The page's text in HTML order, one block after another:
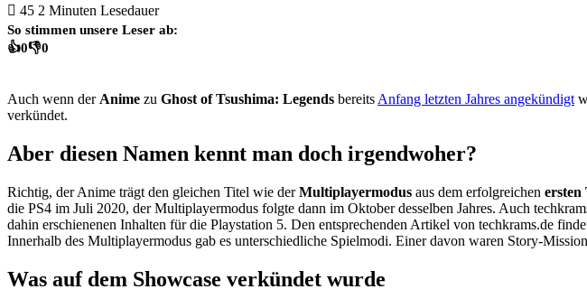
45 2 Minuten Lesedauer
So stimmen unsere Leser ab:
👍0👎0
Auch wenn der Anime zu Ghost of Tsushima: Legends bereits Anfang letzten Jahres angekündigt
verkündet.
Aber diesen Namen kennt man doch irgendwoher?
Richtig, der Anime trägt den gleichen Titel wie derMultiplayermodus aus dem erfolgreichen ersten
die PS4 im Juli 2020, der Multiplayermodus folgte dann im Oktober desselben Jahres. Auch
dahin erschienenen Inhalten für die Playstation 5. Den entsprechenden Artikel von techkrams.de
Innerhalb des Multiplayermodus gab es unterschiedliche Spielmodi. Einer davon waren Story-
Was auf dem Showcase verkündet wurde